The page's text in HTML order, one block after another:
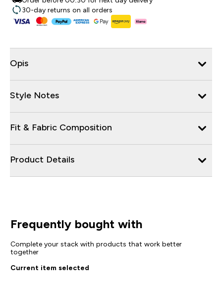
30-day returns on all orders
Opis
Style Notes
Fit & Fabric Composition
Product Details
Frequently bought with
Complete your stack with products that work better
together
Current item selected